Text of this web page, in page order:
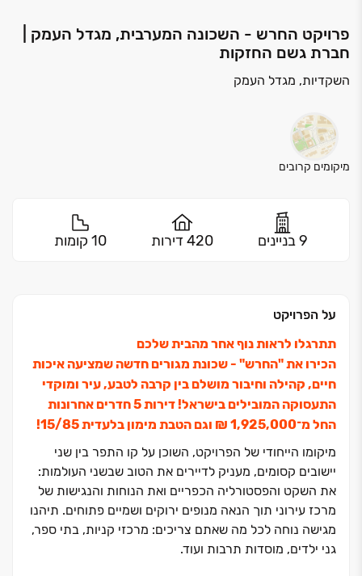
פרויקט החרש - השכונה המערבית, מגדל העמק |
חברת גשם החזקות
השקדיות, מגדל העמק
מיקומים קרובים
9 בניינים 420 דירות 10 קומות
על הפרויקט
תתרגלו לראות נוף אחר מהבית שלכם
הכירו את "החרש" ‏- שכונת מגורים חדשה שמציעה איכות
חיים, קהילה וחיבור מושלם בין קרבה לטבע, עיר ומוקדי
התעסוקה המובילים בישראל! דירות ‏5 חדרים אחרונות
החל מ־‏1,925,000 ‏₪ וגם הטבת מימון בלעדית 15/85!
מיקומו הייחודי של הפרויקט, השוכן על קו התפר בין שני
יישובים קסומים, מעניק לדיירים את הטוב שבשני העולמות:
את השקט והפסטורליה הכפריים ואת הנוחות והנגישות של
מרכז עירוני תוך הנאה מנופים ירוקים ושמיים פתוחים. תיהנו
מגישה נוחה לכל מה שאתם צריכים: מרכזי קניות, בתי ספר,
גני ילדים, מוסדות תרבות ועוד.